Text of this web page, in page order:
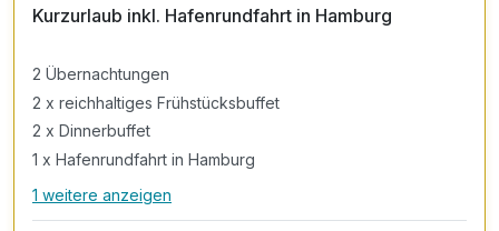
Kurzurlaub inkl. Hafenrundfahrt in Hamburg
2 Übernachtungen
2 x reichhaltiges Frühstücksbuffet
2 x Dinnerbuffet
1 x Hafenrundfahrt in Hamburg
Alle Inklusivleistungen
1 weitere anzeigen